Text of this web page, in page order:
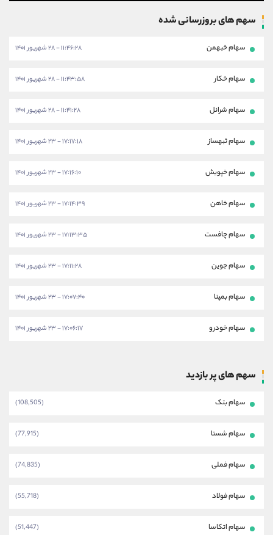
سهم های بروزرسانی شده
سهام خبهمن ۱۱:۴۶:۲۸ - ۲۸ شهریور ۱۴۰۱
سهام خکار ۱۱:۴۳:۵۸ - ۲۸ شهریور ۱۴۰۱
سهام شرانل ۱۱:۴۱:۲۸ - ۲۸ شهریور ۱۴۰۱
سهام ثبهساز ۱۷:۱۷:۱۸ - ۲۳ شهریور ۱۴۰۱
سهام خپویش ۱۷:۱۶:۱۰ - ۲۳ شهریور ۱۴۰۱
سهام خاهن ۱۷:۱۴:۳۹ - ۲۳ شهریور ۱۴۰۱
سهام چافست ۱۷:۱۳:۳۵ - ۲۳ شهریور ۱۴۰۱
سهام جوین ۱۷:۱۱:۲۸ - ۲۳ شهریور ۱۴۰۱
سهام بمپنا ۱۷:۰۷:۴۰ - ۲۳ شهریور ۱۴۰۱
سهام خودرو ۱۷:۰۶:۱۷ - ۲۳ شهریور ۱۴۰۱
سهم های پر بازدید
سهام بتک (108,505)
سهام شستا (77,915)
سهام فملی (74,835)
سهام فولاد (55,718)
سهام اتکاسا (51,447)